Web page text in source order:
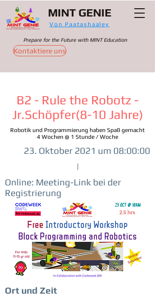
Kontaktiere uns
MINT GENIE
Von Paatashaaley
Prepare for the Future with MINT Education
B2 - Rule the Robotz -
Jr.Schöpfer(8-10 Jahre)
Robotik und Programmierung haben Spaß gemacht
4 Wochen @ 1 Stunde / Woche
23. Oktober 2021 um 08:00:00
|
Online: Meeting-Link bei der
Registrierung
Ort und Zeit